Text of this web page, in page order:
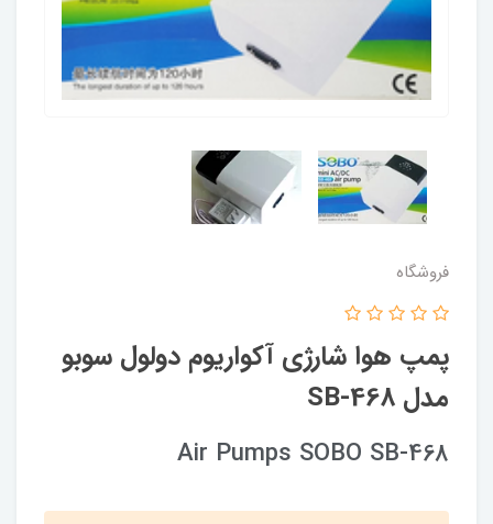
فروشگاه
پمپ هوا شارژی آکواریوم دولول سوبو
مدل SB-468
Air Pumps SOBO SB-468